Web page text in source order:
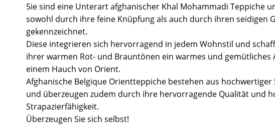
Sie sind eine Unterart afghanischer Khal Mohammadi Teppiche
sowohl durch ihre feine Knüpfung als auch durch ihren seidigen
gekennzeichnet.
Diese integrieren sich hervorragend in jedem Wohnstil und
ihrer warmen Rot- und Brauntönen ein warmes und gemütliches
einem Hauch von Orient.
Afghanische Belgique Orientteppiche bestehen aus hochwertiger
und überzeugen zudem durch ihre hervorragende Qualität und
Strapazierfähigkeit.
Überzeugen Sie sich selbst!